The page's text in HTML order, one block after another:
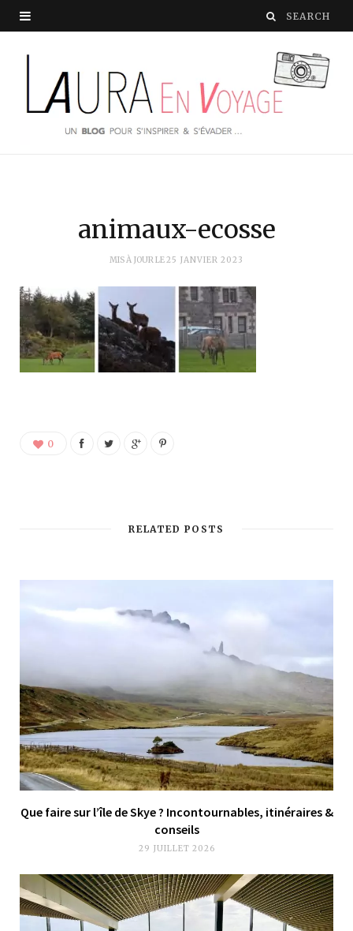
animaux-ecosse
MIS À JOUR LE25 JANVIER 2023
0
RELATED POSTS
Que faire sur l’île de Skye ? Incontournables, itinéraires &
conseils
29 JUILLET 2026